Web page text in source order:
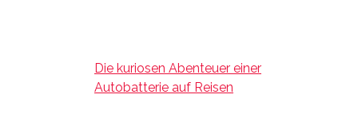
Die kuriosen Abenteuer einer
Autobatterie auf Reisen